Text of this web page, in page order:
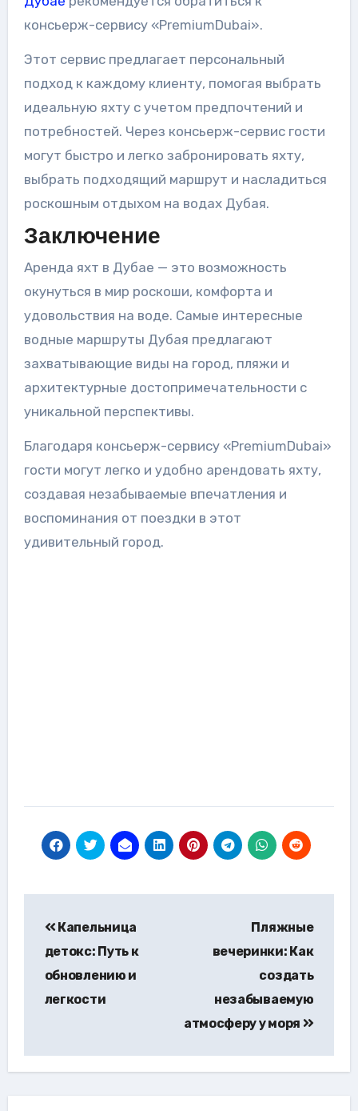
консьерж-сервису «PremiumDubai».
Этот сервис предлагает персональный
подход к каждому клиенту, помогая выбрать
идеальную яхту с учетом предпочтений и
потребностей. Через консьерж-сервис гости
могут быстро и легко забронировать яхту,
выбрать подходящий маршрут и насладиться
роскошным отдыхом на водах Дубая.
Заключение
Аренда яхт в Дубае — это возможность
окунуться в мир роскоши, комфорта и
удовольствия на воде. Самые интересные
водные маршруты Дубая предлагают
захватывающие виды на город, пляжи и
архитектурные достопримечательности с
уникальной перспективы.
Благодаря консьерж-сервису «PremiumDubai»
гости могут легко и удобно арендовать яхту,
создавая незабываемые впечатления и
воспоминания от поездки в этот
удивительный город.
по
записям
Капельница
детокс: Путь к
обновлению и
легкости
Пляжные
вечеринки: Как
создать
незабываемую
атмосферу у моря